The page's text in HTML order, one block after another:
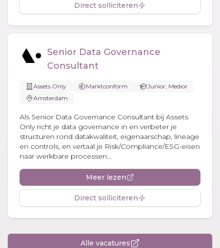
Direct solliciteren
Senior Data Governance
Consultant
Assets Only Marktconform
Junior, Medior
Amsterdam
Als Senior Data Governance Consultant bij Assets
Only richt je data governance in en verbeter je
structuren rond datakwaliteit, eigenaarschap, lineage
en controls, en vertaal je Risk/Compliance/ESG-eisen
naar werkbare processen...
Meer lezen
Direct solliciteren
Alle vacatures